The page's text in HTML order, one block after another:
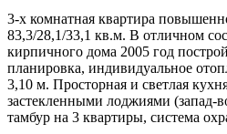
3-х комнатная квартира
83,3/28,1/33,1 кв.м. В отличном
кирпичного дома 2005 год
планировка, индивидуальное
3,10 м. Просторная и светлая
застекленными лоджиями (запад-
тамбур на 3 квартиры, система